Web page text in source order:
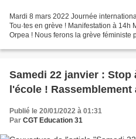
Mardi 8 mars 2022 Journée
Tou·tes en grève ! Manifestation à 14h
Orpea ! Nous ferons la grève féministe
Samedi 22 janvier :
l'école ! Rassemblement
Publié le 20/01/2022 à 01:31
Par CGT Education 31